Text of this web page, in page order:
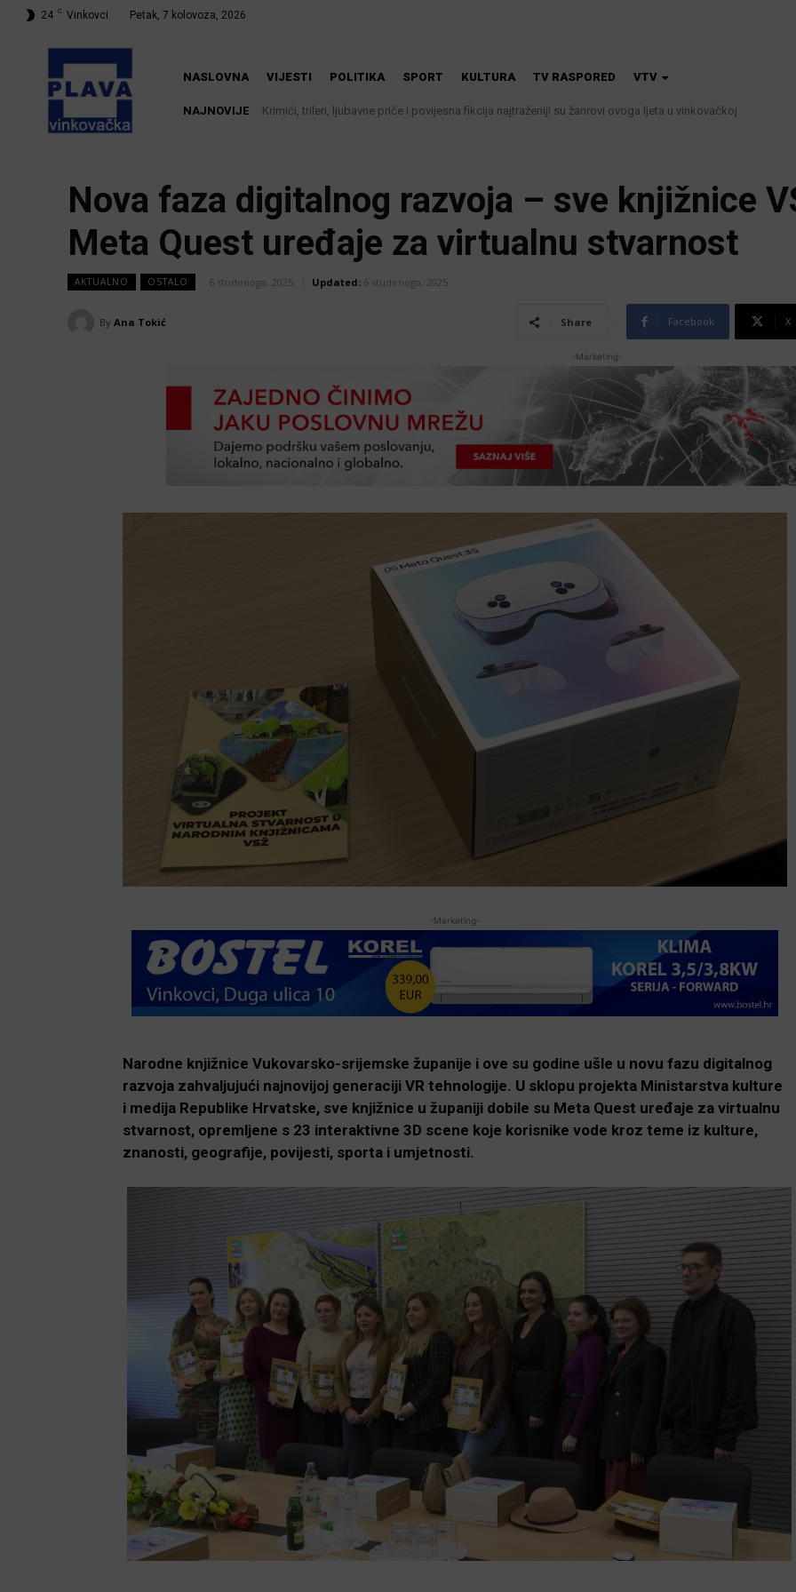
24 C Vinkovci Petak, 7 kolovoza, 2026
NASLOVNA VIJESTI POLITIKA SPORT KULTURA TV RASPORED VTV
NAJNOVIJEKrimići, trileri, ljubavne priče i povijesna fikcija najtraženiji su žanrovi ovoga ljeta u vinkovačkoj
Iz Vinkovačkog vodovoda i kanalizacije najavljuju smanjenje tlaka u vodovodnoj mreži
Nova faza digitalnog razvoja – sve knjižnice
Meta Quest uređaje za virtualnu stvarnost
AKTUALNO OSTALO 6 studenoga, 2025 Updated: 6 studenoga, 2025
By Ana Tokić Share Facebook X
-Marketing-
-Marketing-
Narodne knjižnice Vukovarsko-srijemske županije i ove su godine ušle u novu fazu digitalnog
razvoja zahvaljujući najnovijoj generaciji VR tehnologije. U sklopu projekta Ministarstva kulture
i medija Republike Hrvatske, sve knjižnice u županiji dobile su Meta Quest uređaje za virtualnu
stvarnost, opremljene s 23 interaktivne 3D scene koje korisnike vode kroz teme iz kulture,
znanosti, geografije, povijesti, sporta i umjetnosti.